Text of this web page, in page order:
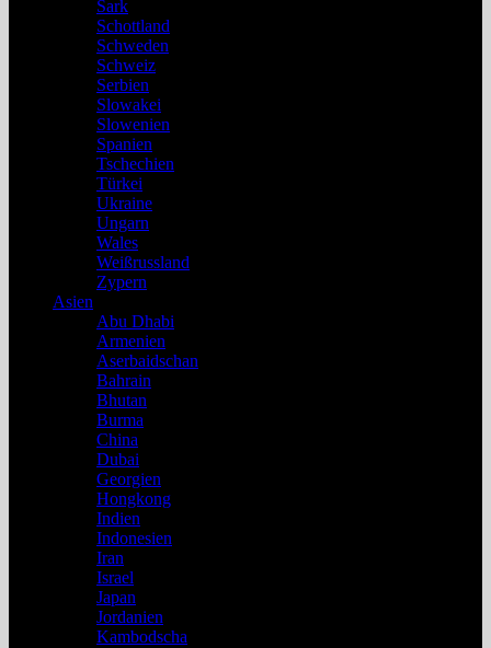
Sark
Schottland
Schweden
Schweiz
Serbien
Slowakei
Slowenien
Spanien
Tschechien
Türkei
Ukraine
Ungarn
Wales
Weißrussland
Zypern
Asien
Abu Dhabi
Armenien
Aserbaidschan
Bahrain
Bhutan
Burma
China
Dubai
Georgien
Hongkong
Indien
Indonesien
Iran
Israel
Japan
Jordanien
Kambodscha